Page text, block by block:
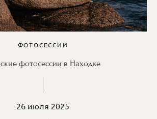
ФОТОСЕССИИ
фотосессии в Находке
26 июля 2025